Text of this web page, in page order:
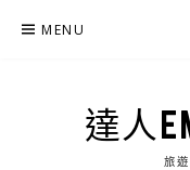
MENU
達人
旅